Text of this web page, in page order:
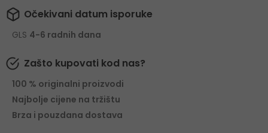
Očekivani datum isporuke
GLS 4-6 radnih dana
Zašto kupovati kod nas?
100 % originalni proizvodi
Najbolje cijene na tržištu
Brza i pouzdana dostava